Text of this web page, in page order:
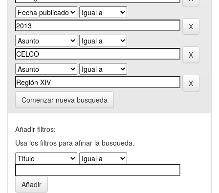
Comenzar nueva busqueda
Añadir filtros:
Usa los filtros para afinar la busqueda.